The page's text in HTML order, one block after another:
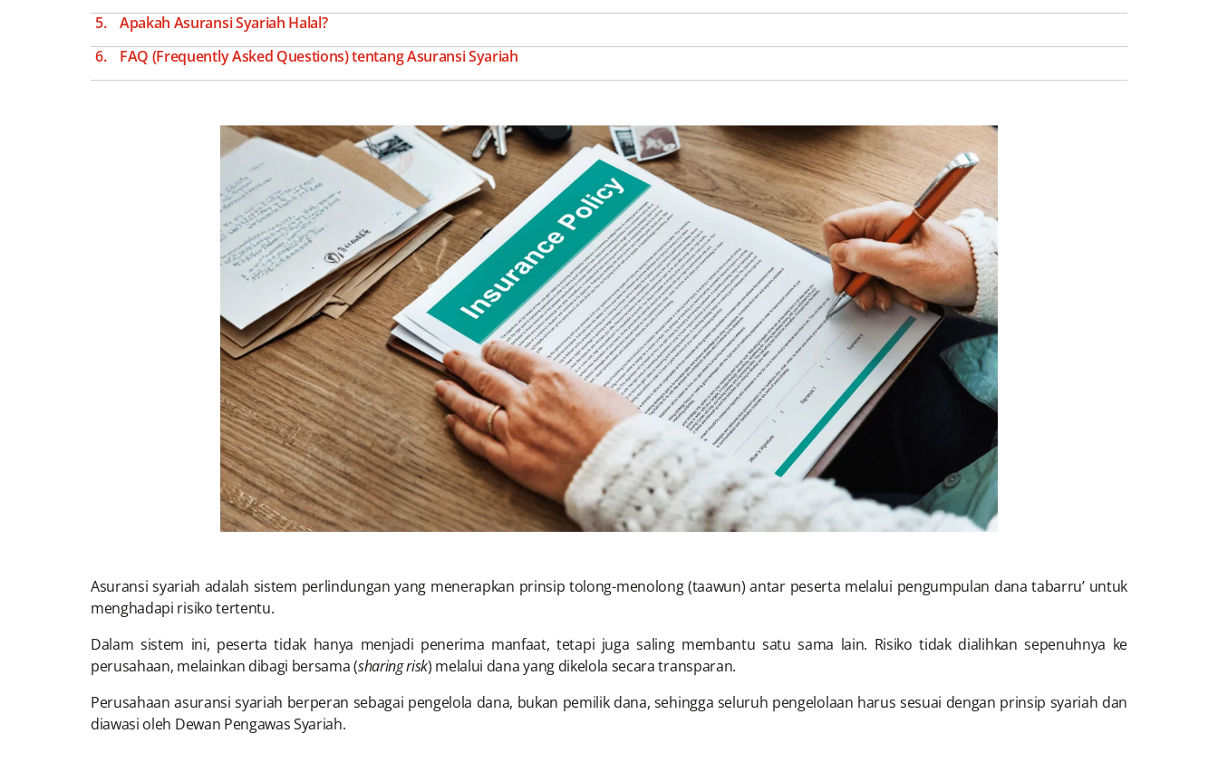
Apakah Asuransi Syariah Halal?
FAQ (Frequently Asked Questions) tentang Asuransi Syariah
Asuransi syariah adalah sistem perlindungan yang menerapkan prinsip tolong-menolong (taawun) antar peserta melalui pengumpulan dana tabarru’ untuk
menghadapi risiko tertentu.
Dalam sistem ini, peserta tidak hanya menjadi penerima manfaat, tetapi juga saling membantu satu sama lain. Risiko tidak dialihkan sepenuhnya ke
perusahaan, melainkan dibagi bersama (sharing risk) melalui dana yang dikelola secara transparan.
Perusahaan asuransi syariah berperan sebagai pengelola dana, bukan pemilik dana, sehingga seluruh pengelolaan harus sesuai dengan prinsip syariah dan
diawasi oleh Dewan Pengawas Syariah.